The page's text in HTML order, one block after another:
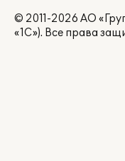
© 2011-2026 АО
«1С»). Все права